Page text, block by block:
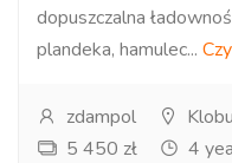
dopuszczalna
plandeka, hamulec...
zdampol
5 450 zł
4